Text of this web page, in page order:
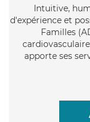
Intuitive,
d'expérience et
Familles
apporte ses